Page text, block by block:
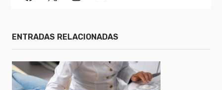
ENTRADAS RELACIONADAS